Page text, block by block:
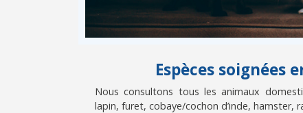
Espèces soignées
Nous consultons tous les animaux
lapin, furet, cobaye/cochon d’inde, hamster,